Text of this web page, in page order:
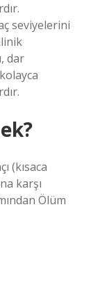
seviyelerini
dar
(kısaca
karşı
Ölüm